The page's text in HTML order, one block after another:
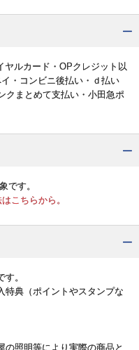
ルカード・OPクレジット以
・コンビニ後払い・ｄ払い
クまとめて支払い・小田急ポ
です。
こちらから。
。
特典（ポイントやスタンプな
照明等により実際の商品と